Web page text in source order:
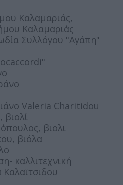
Καλαμαριάς,
Καλαμαριάς
Συλλόγου "Αγάπη"
Valeria Charitidou
βιολι
βιόλα
καλλιτεχνική